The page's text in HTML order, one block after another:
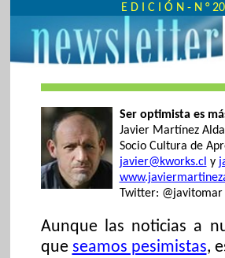
E D I C I Ó N - N °
Ser optimista es
Javier Martínez
Socio Cultura de
javier@kworks.cl y
Twitter:
Aunque las noticias a
que seamos pesimistas,